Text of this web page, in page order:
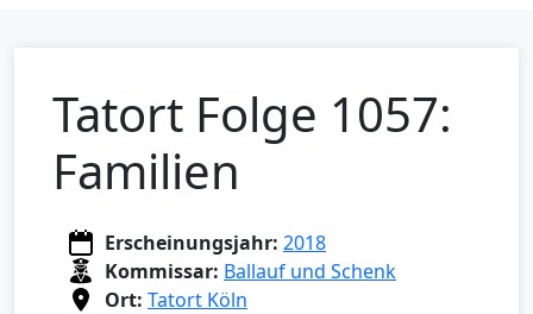
Tatort Folge 1057:
Familien
Erscheinungsjahr: 2018
Kommissar: Ballauf und Schenk
Ort: Tatort Köln